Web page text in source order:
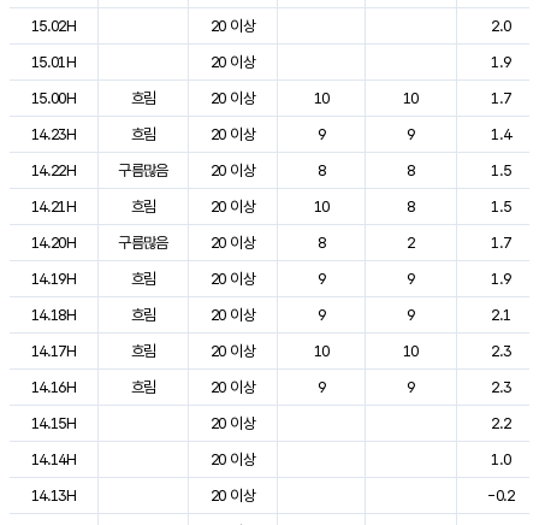
15.02H
20 이상
2.0
15.01H
20 이상
1.9
15.00H
흐림 20 이상 10 10
1.7
14.23H
흐림 20 이상 9 9
1.4
14.22H
구름많음 20 이상 8 8
1.5
14.21H
흐림 20 이상 10 8
1.5
14.20H
구름많음 20 이상 8 2
1.7
14.19H
흐림 20 이상 9 9
1.9
14.18H
흐림 20 이상 9 9
2.1
14.17H
흐림 20 이상 10 10
2.3
14.16H
흐림 20 이상 9 9
2.3
14.15H
20 이상
2.2
14.14H
20 이상
1.0
14.13H
20 이상
-0.2